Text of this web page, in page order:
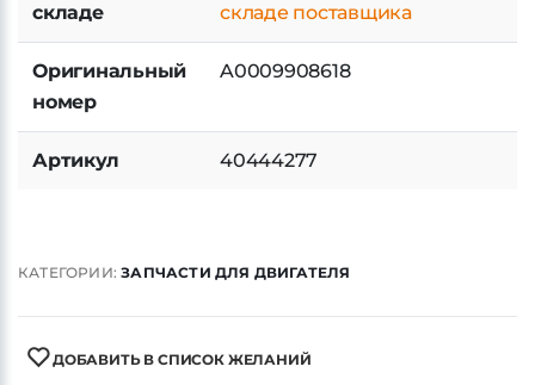
складе
складе поставщика
Оригинальный
номер
A0009908618
Артикул 40444277
КАТЕГОРИИ:ЗАПЧАСТИ ДЛЯ ДВИГАТЕЛЯ
ДОБАВИТЬ В СПИСОК ЖЕЛАНИЙ